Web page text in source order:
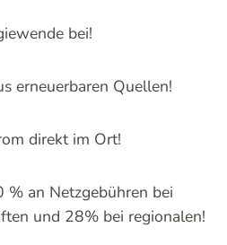
bei!
erneuerbaren Quellen!
direkt im Ort!
% an Netzgebühren bei
und 28% bei regionalen!